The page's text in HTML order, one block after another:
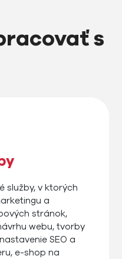
s
služby, v ktorých
a
stránok,
webu, tvorby
SEO a
e-shop na